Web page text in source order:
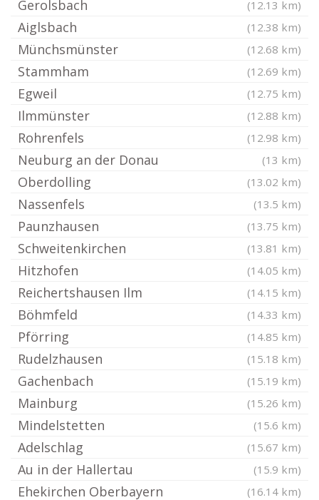
Gerolsbach (12.13 km)
Aiglsbach (12.38 km)
Münchsmünster (12.68 km)
Stammham (12.69 km)
Egweil (12.75 km)
Ilmmünster (12.88 km)
Rohrenfels (12.98 km)
Neuburg an der Donau (13 km)
Oberdolling (13.02 km)
Nassenfels (13.5 km)
Paunzhausen (13.75 km)
Schweitenkirchen (13.81 km)
Hitzhofen (14.05 km)
Reichertshausen Ilm (14.15 km)
Böhmfeld (14.33 km)
Pförring (14.85 km)
Rudelzhausen (15.18 km)
Gachenbach (15.19 km)
Mainburg (15.26 km)
Mindelstetten (15.6 km)
Adelschlag (15.67 km)
Au in der Hallertau (15.9 km)
Ehekirchen Oberbayern (16.14 km)